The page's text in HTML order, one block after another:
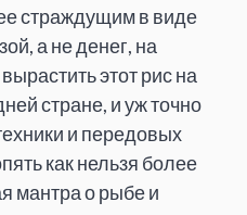
страждущим в виде
а не денег, на
этот рис на
стране, и уж точно
и передовых
как нельзя более
мантра о рыбе и